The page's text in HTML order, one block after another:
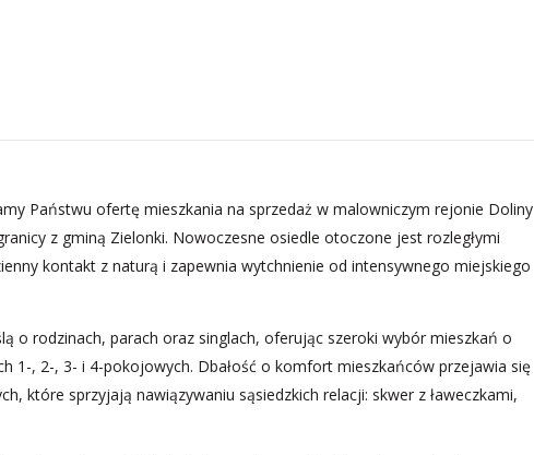
Państwu ofertę mieszkania na sprzedaż w malowniczym rejonie Doliny
z gminą Zielonki. Nowoczesne osiedle otoczone jest rozległymi
kontakt z naturą i zapewnia wytchnienie od intensywnego miejskiego
o rodzinach, parach oraz singlach, oferując szeroki wybór mieszkań o
1-, 2-, 3- i 4-pokojowych. Dbałość o komfort mieszkańców przejawia się
które sprzyjają nawiązywaniu sąsiedzkich relacji: skwer z ławeczkami,